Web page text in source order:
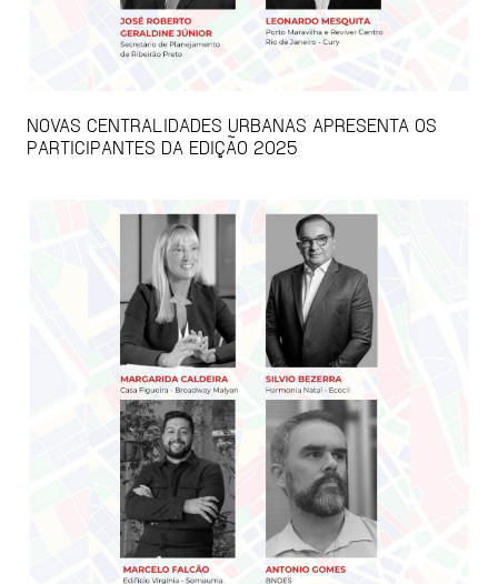
NOVAS CENTRALIDADES URBANAS APRESENTA OS
PARTICIPANTES DA EDIÇÃO 2025